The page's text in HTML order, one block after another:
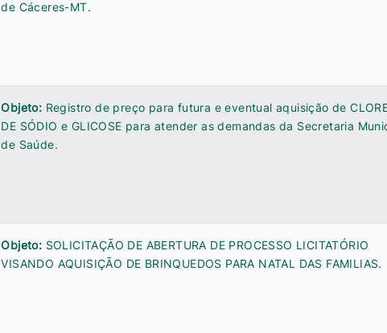
de Cáceres-MT.
Objeto: Registro de preço para futura e eventual aquisição de
DE SÓDIO e GLICOSE para atender as demandas da Secretaria
de Saúde.
Objeto: SOLICITAÇÃO DE ABERTURA DE PROCESSO LICITATÓRIO
VISANDO AQUISIÇÃO DE BRINQUEDOS PARA NATAL DAS FAMILIAS.